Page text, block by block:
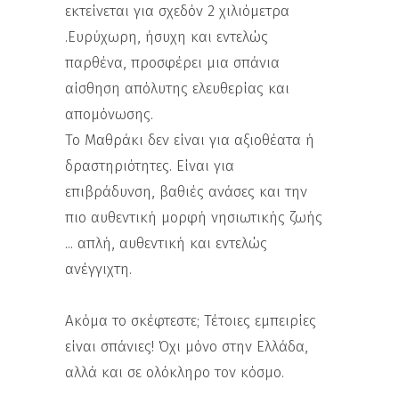
εκτείνεται για σχεδόν 2 χιλιόμετρα
.Ευρύχωρη, ήσυχη και εντελώς
παρθένα, προσφέρει μια σπάνια
αίσθηση απόλυτης ελευθερίας και
απομόνωσης.
Το Μαθράκι δεν είναι για αξιοθέατα ή
δραστηριότητες. Είναι για
επιβράδυνση, βαθιές ανάσες και την
πιο αυθεντική μορφή νησιωτικής ζωής
... απλή, αυθεντική και εντελώς
ανέγγιχτη.
Ακόμα το σκέφτεστε; Τέτοιες εμπειρίες
είναι σπάνιες! Όχι μόνο στην Ελλάδα,
αλλά και σε ολόκληρο τον κόσμο.